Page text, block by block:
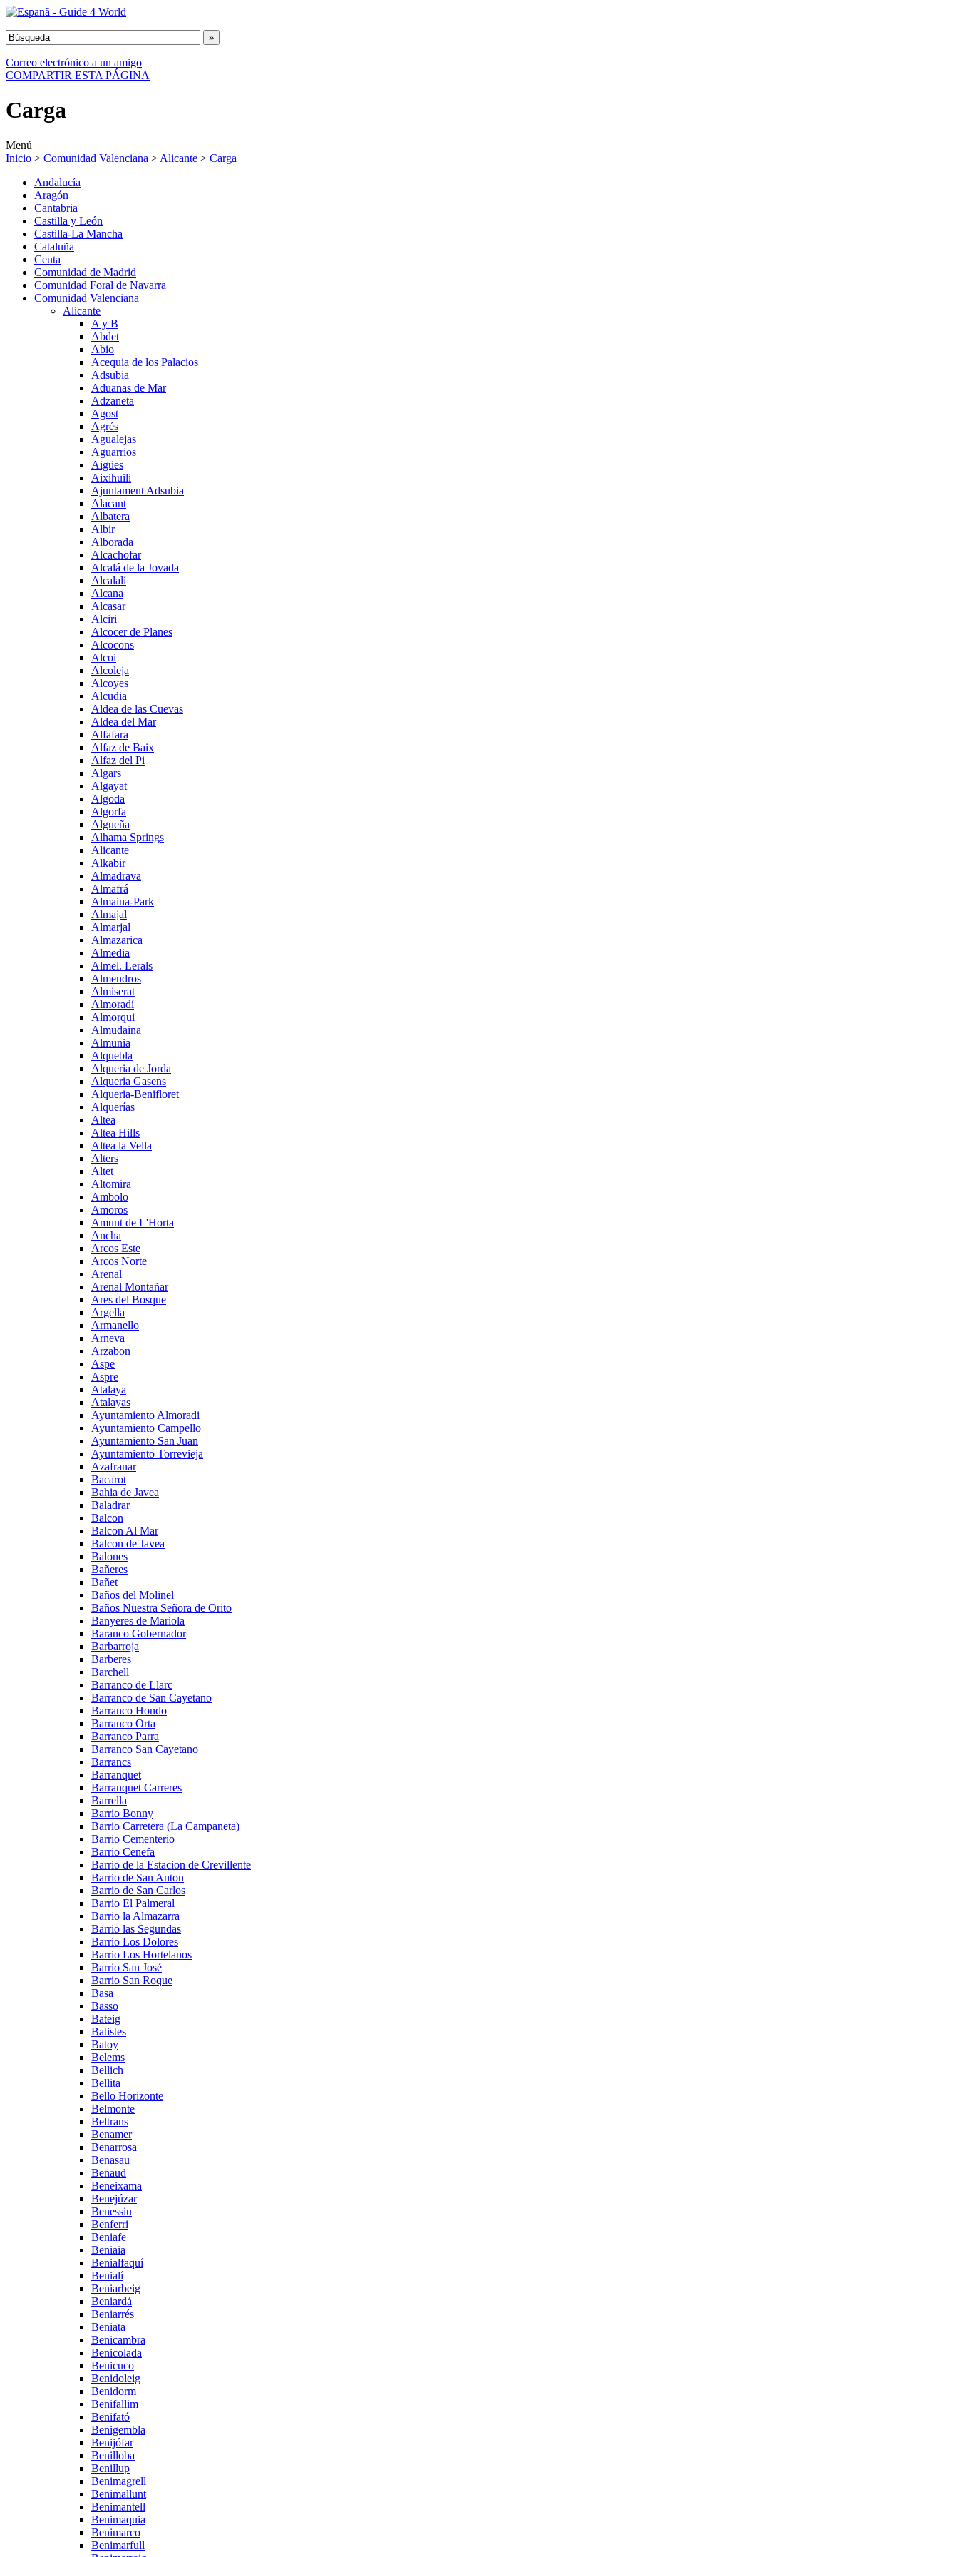
Correo electrónico a un amigo
COMPARTIR ESTA PÁGINA
Carga
Menú
Inicio > Comunidad Valenciana > Alicante > Carga
Andalucía
Aragón
Cantabria
Castilla y León
Castilla-La Mancha
Cataluña
Ceuta
Comunidad de Madrid
Comunidad Foral de Navarra
Comunidad Valenciana
Alicante
A y B
Abdet
Abio
Acequia de los Palacios
Adsubia
Aduanas de Mar
Adzaneta
Agost
Agrés
Agualejas
Aguarrios
Aigües
Aixihuili
Ajuntament Adsubia
Alacant
Albatera
Albir
Alborada
Alcachofar
Alcalá de la Jovada
Alcalalí
Alcana
Alcasar
Alciri
Alcocer de Planes
Alcocons
Alcoi
Alcoleja
Alcoyes
Alcudia
Aldea de las Cuevas
Aldea del Mar
Alfafara
Alfaz de Baix
Alfaz del Pi
Algars
Algayat
Algoda
Algorfa
Algueña
Alhama Springs
Alicante
Alkabir
Almadrava
Almafrá
Almaina-Park
Almajal
Almarjal
Almazarica
Almedia
Almel. Lerals
Almendros
Almiserat
Almoradí
Almorqui
Almudaina
Almunia
Alquebla
Alqueria de Jorda
Alqueria Gasens
Alqueria-Benifloret
Alquerías
Altea
Altea Hills
Altea la Vella
Alters
Altet
Altomira
Ambolo
Amoros
Amunt de L'Horta
Ancha
Arcos Este
Arcos Norte
Arenal
Arenal Montañar
Ares del Bosque
Argella
Armanello
Arneva
Arzabon
Aspe
Aspre
Atalaya
Atalayas
Ayuntamiento Almoradi
Ayuntamiento Campello
Ayuntamiento San Juan
Ayuntamiento Torrevieja
Azafranar
Bacarot
Bahia de Javea
Baladrar
Balcon
Balcon Al Mar
Balcon de Javea
Balones
Bañeres
Bañet
Baños del Molinel
Baños Nuestra Señora de Orito
Banyeres de Mariola
Baranco Gobernador
Barbarroja
Barberes
Barchell
Barranco de Llarc
Barranco de San Cayetano
Barranco Hondo
Barranco Orta
Barranco Parra
Barranco San Cayetano
Barrancs
Barranquet
Barranquet Carreres
Barrella
Barrio Bonny
Barrio Carretera (La Campaneta)
Barrio Cementerio
Barrio Cenefa
Barrio de la Estacion de Crevillente
Barrio de San Anton
Barrio de San Carlos
Barrio El Palmeral
Barrio la Almazarra
Barrio las Segundas
Barrio Los Dolores
Barrio Los Hortelanos
Barrio San José
Barrio San Roque
Basa
Basso
Bateig
Batistes
Batoy
Belems
Bellich
Bellita
Bello Horizonte
Belmonte
Beltrans
Benamer
Benarrosa
Benasau
Benaud
Beneixama
Benejúzar
Benessiu
Benferri
Beniafe
Beniaia
Benialfaquí
Benialí
Beniarbeig
Beniardá
Beniarrés
Beniata
Benicambra
Benicolada
Benicuco
Benidoleig
Benidorm
Benifallim
Benifató
Benigembla
Benijófar
Benilloba
Benillup
Benimagrell
Benimallunt
Benimantell
Benimaquia
Benimarco
Benimarfull